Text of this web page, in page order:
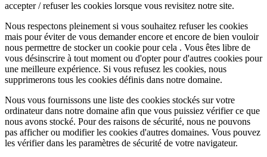
accepter / refuser les cookies lorsque vous revisitez notre site.
Nous respectons pleinement si vous souhaitez refuser les cookies
mais pour éviter de vous demander encore et encore de bien vouloir
nous permettre de stocker un cookie pour cela . Vous êtes libre de
vous désinscrire à tout moment ou d'opter pour d'autres cookies pour
une meilleure expérience. Si vous refusez les cookies, nous
supprimerons tous les cookies définis dans notre domaine.
Nous vous fournissons une liste des cookies stockés sur votre
ordinateur dans notre domaine afin que vous puissiez vérifier ce que
nous avons stocké. Pour des raisons de sécurité, nous ne pouvons
pas afficher ou modifier les cookies d'autres domaines. Vous pouvez
les vérifier dans les paramètres de sécurité de votre navigateur.